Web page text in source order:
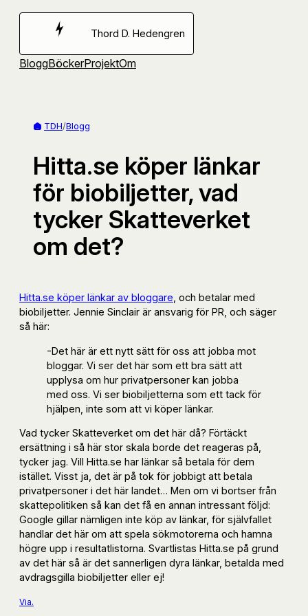
Hoppa
Thord D. Hedengren
BloggBöckerProjektOm
TDH/Blogg
Hitta.se köper länkar
för biobiljetter, vad
tycker Skatteverket
om det?
Hitta.se köper länkar av bloggare , och betalar med
biobiljetter. Jennie Sinclair är ansvarig för PR, och säger
så här:
-Det här är ett nytt sätt för oss att jobba mot
bloggar. Vi ser det här som ett bra sätt att
upplysa om hur privatpersoner kan jobba
med oss. Vi ser biobiljetterna som ett tack för
hjälpen, inte som att vi köper länkar.
Vad tycker Skatteverket om det här då? Förtäckt
ersättning i så här stor skala borde det reageras på,
tycker jag. Vill Hitta.se har länkar så betala för dem
istället. Visst ja, det är på tok för jobbigt att betala
privatpersoner i det här landet… Men om vi bortser från
skattepolitiken så kan det få en annan intressant följd:
Google gillar nämligen inte köp av länkar, för självfallet
handlar det här om att spela sökmotorerna och hamna
högre upp i resultatlistorna. Svartlistas Hitta.se på grund
av det här så är det sannerligen dyra länkar, betalda med
avdragsgilla biobiljetter eller ej!
Via.